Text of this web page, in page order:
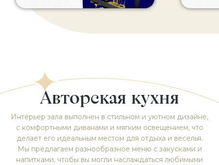
Авторская кухня
Интерьер зала выполнен в стильном и уютном дизайне,
с комфортными диванами и мягким освещением, что
делает его идеальным местом для отдыха и веселья.
Мы предлагаем разнообразное меню с закусками и
напитками, чтобы вы могли наслаждаться любимыми